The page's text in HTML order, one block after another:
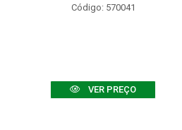
Código: 570041
VER PREÇO